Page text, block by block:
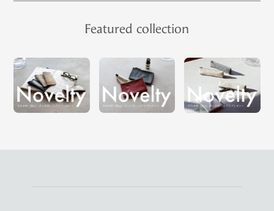
Featured collection